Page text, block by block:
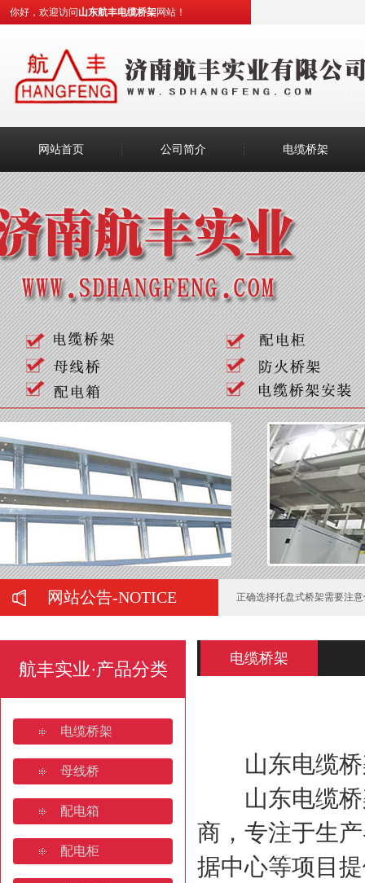
你好，欢迎访问山东航丰电缆桥架网站！
网站首页 公司简介 电缆桥架
网站公告-NOTICE
如何判断喷塑桥架的质量好
弱电工程中常用的桥架有哪
在购买母线槽时有哪些注意
正确选择托盘式桥架需要注
托盘式桥架服役期间的运维
航丰实业·产品分类
电缆桥架
母线桥
配电箱
配电柜
电缆桥架
山东电缆桥
山东电缆桥
商，专注于生
据中心等项目